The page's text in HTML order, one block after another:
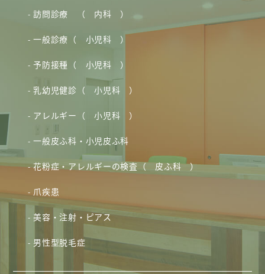
訪問診療 （ 内科 ）
一般診療（ 小児科 ）
予防接種（ 小児科 ）
乳幼児健診（ 小児科 ）
アレルギー（ 小児科 ）
一般皮ふ科・小児皮ふ科
花粉症・アレルギーの検査（ 皮ふ科 ）
爪疾患
美容・注射・ピアス
男性型脱毛症